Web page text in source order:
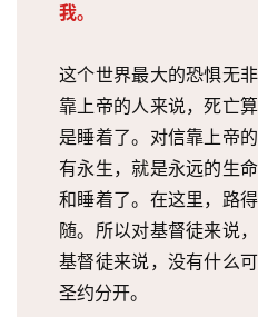
我。
这个世界最大的恐惧无
靠上帝的人来说，死亡
是睡着了。对信靠上帝
有永生，就是永远的生
和睡着了。在这里，路
随。所以对基督徒来说
基督徒来说，没有什么
圣约分开。